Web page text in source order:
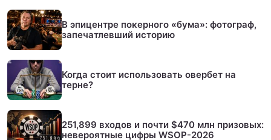
В эпицентре покерного «бума»: фотограф,
запечатлевший историю
Когда стоит использовать овербет на
терне?
251,899 входов и почти $470 млн призовых:
невероятные цифры WSOP-2026